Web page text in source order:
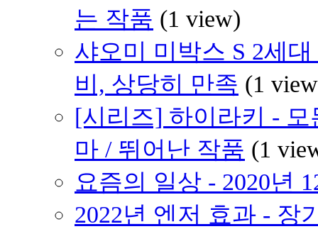
는 작품 (1 view)
샤오미 미박스 S 2세
비, 상당히 만족 (1
[시리즈] 하이라키 -
마 / 뛰어난 작품 (1
요즘의 일상 - 2020년
2022년 엔저 효과 - 장